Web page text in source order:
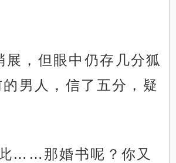
展，但眼中仍存几分狐
男人，信了五分，疑
……那婚书呢？你又